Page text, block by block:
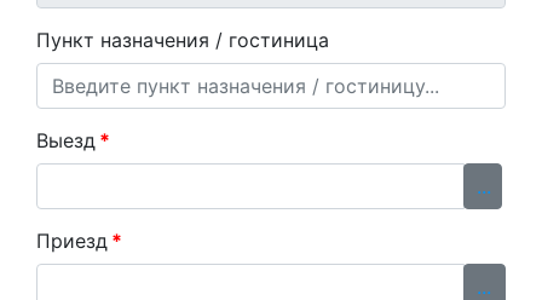
Пункт назначения / гостиница
Выезд *
...
Приезд *
...